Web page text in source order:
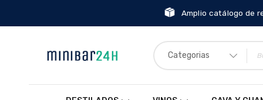
Amplio catálogo de
Categorias